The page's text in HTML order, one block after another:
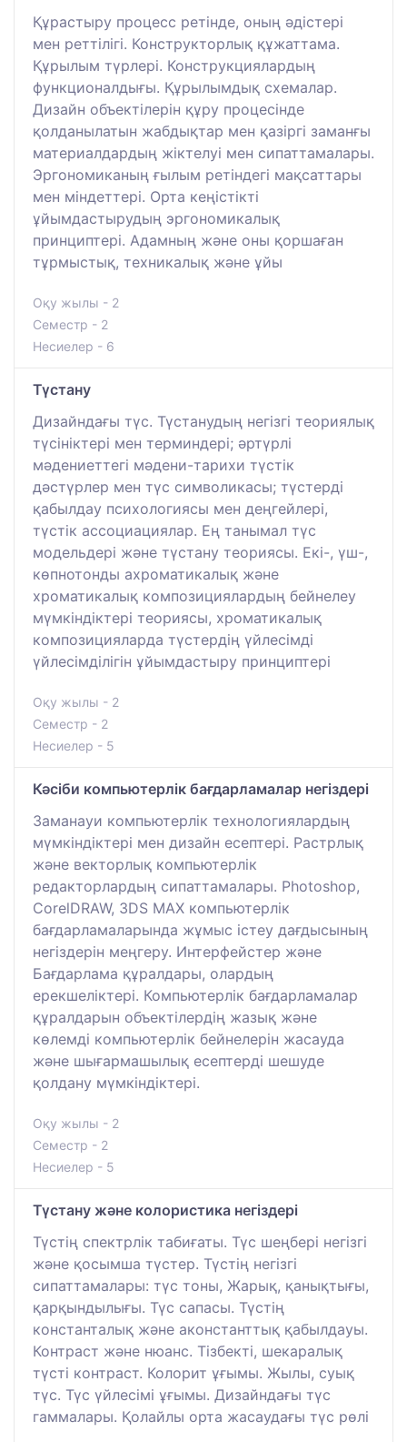
Құрастыру процесс ретінде, оның әдістері
мен реттілігі. Конструкторлық құжаттама.
Құрылым түрлері. Конструкциялардың
функционалдығы. Құрылымдық схемалар.
Дизайн объектілерін құру процесінде
қолданылатын жабдықтар мен қазіргі заманғы
материалдардың жіктелуі мен сипаттамалары.
Эргономиканың ғылым ретіндегі мақсаттары
мен міндеттері. Орта кеңістікті
ұйымдастырудың эргономикалық
принциптері. Адамның және оны қоршаған
тұрмыстық, техникалық және ұйы
Оқу жылы - 2
Семестр - 2
Несиелер - 6
Түстану
Дизайндағы түс. Түстанудың негізгі теориялық
түсініктері мен терминдері; әртүрлі
мәдениеттегі мәдени-тарихи түстік
дәстүрлер мен түс символикасы; түстерді
қабылдау психологиясы мен деңгейлері,
түстік ассоциациялар. Ең танымал түс
модельдері және түстану теориясы. Екі-, үш-,
көпнотонды ахроматикалық және
хроматикалық композициялардың бейнелеу
мүмкіндіктері теориясы, хроматикалық
композицияларда түстердің үйлесімді
үйлесімділігін ұйымдастыру принциптері
Оқу жылы - 2
Семестр - 2
Несиелер - 5
Кәсіби компьютерлік бағдарламалар негіздері
Заманауи компьютерлік технологиялардың
мүмкіндіктері мен дизайн есептері. Растрлық
және векторлық компьютерлік
редакторлардың сипаттамалары. Photoshop,
CorelDRAW, 3DS MAX компьютерлік
бағдарламаларында жұмыс істеу дағдысының
негіздерін меңгеру. Интерфейстер және
Бағдарлама құралдары, олардың
ерекшеліктері. Компьютерлік бағдарламалар
құралдарын объектілердің жазық және
көлемді компьютерлік бейнелерін жасауда
және шығармашылық есептерді шешуде
қолдану мүмкіндіктері.
Оқу жылы - 2
Семестр - 2
Несиелер - 5
Түстану және колористика негіздері
Түстің спектрлік табиғаты. Түс шеңбері негізгі
және қосымша түстер. Түстің негізгі
сипаттамалары: түс тоны, Жарық, қанықтығы,
қарқындылығы. Түс сапасы. Түстің
константалық және аконстанттық қабылдауы.
Контраст және нюанс. Тізбекті, шекаралық
түсті контраст. Колорит ұғымы. Жылы, суық
түс. Түс үйлесімі ұғымы. Дизайндағы түс
гаммалары. Қолайлы орта жасаудағы түс рөлі